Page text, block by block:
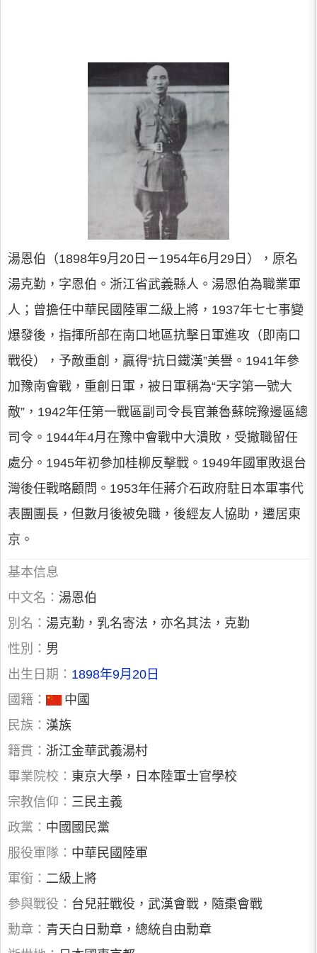
湯恩伯（1898年9月20日－1954年6月29日），原名
湯克勤，字恩伯。浙江省武義縣人。湯恩伯為職業軍
人；曾擔任中華民國陸軍二級上將，1937年七七事變
爆發後，指揮所部在南口地區抗擊日軍進攻（即南口
戰役），予敵重創，贏得“抗日鐵漢”美譽。1941年參
加豫南會戰，重創日軍，被日軍稱為“天字第一號大
敵”，1942年任第一戰區副司令長官兼魯蘇皖豫邊區總
司令。1944年4月在豫中會戰中大潰敗，受撤職留任
處分。1945年初參加桂柳反擊戰。1949年國軍敗退台
灣後任戰略顧問。1953年任蔣介石政府駐日本軍事代
表團團長，但數月後被免職，後經友人協助，遷居東
京。
基本信息
中文名： 湯恩伯
別名： 湯克勤，乳名寄法，亦名其法，克勤
性別： 男
出生日期： 1898年9月20日
國籍：
中國
民族： 漢族
籍貫： 浙江金華武義湯村
畢業院校： 東京大學，日本陸軍士官學校
宗教信仰： 三民主義
政黨： 中國國民黨
服役軍隊： 中華民國陸軍
軍銜： 二級上將
參與戰役： 台兒莊戰役，武漢會戰，隨棗會戰
勳章： 青天白日勳章，總統自由勳章